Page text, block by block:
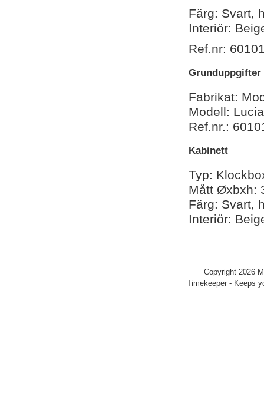
Färg: Svart,
Interiör:
Ref.nr:
Grunduppgifter
Fabrikat:
Modell: Lucia
Ref.nr.:
Kabinett
Typ:
Mått Øxbxh:
Färg: Svart,
Interiör:
Copyright 2026
Timekeeper - Keeps